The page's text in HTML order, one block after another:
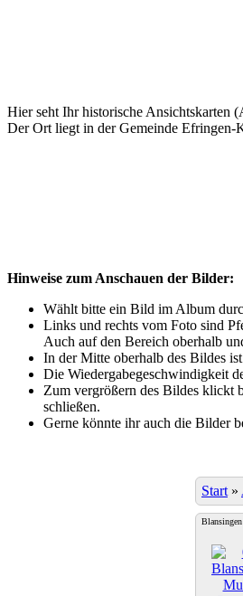
Hier seht Ihr historische Ansichtskarten
Der Ort liegt in der Gemeinde
Hinweise zum Anschauen der Bilder:
Wählt bitte ein Bild im Album
Links und rechts vom Foto sind
Auch auf den Bereich oberhalb
In der Mitte oberhalb des Bildes
Die Wiedergabegeschwindigkeit
Zum vergrößern des Bildes klickt
schließen.
Gerne könnte ihr auch die Bilder
Start »
Blansingen